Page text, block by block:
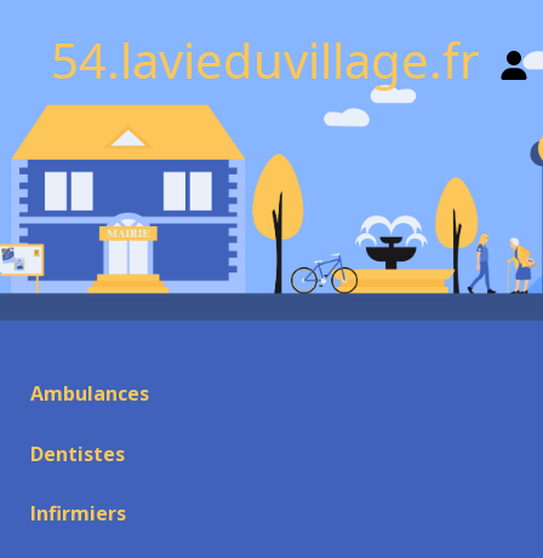
54.lavieduvillage.fr
Ambulances
Dentistes
Infirmiers